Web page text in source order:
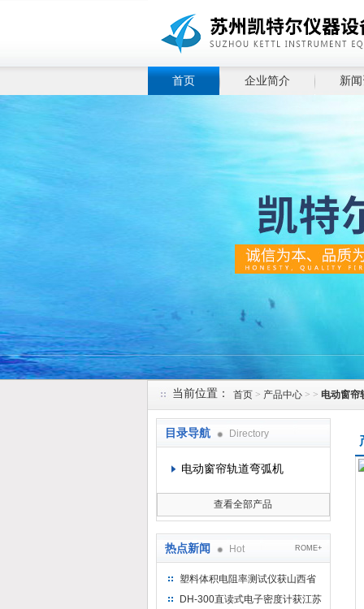
首页 企业简介 新
当前位置： 首页 > 产品中心 > > 电动窗帘
目录导航 Directory
电动窗帘轨道弯弧机
查看全部产品
热点新闻 Hot ROME+
塑料体积电阻率测试仪获山西省
水利机械厂选用
DH-300直读式电子密度计获江苏